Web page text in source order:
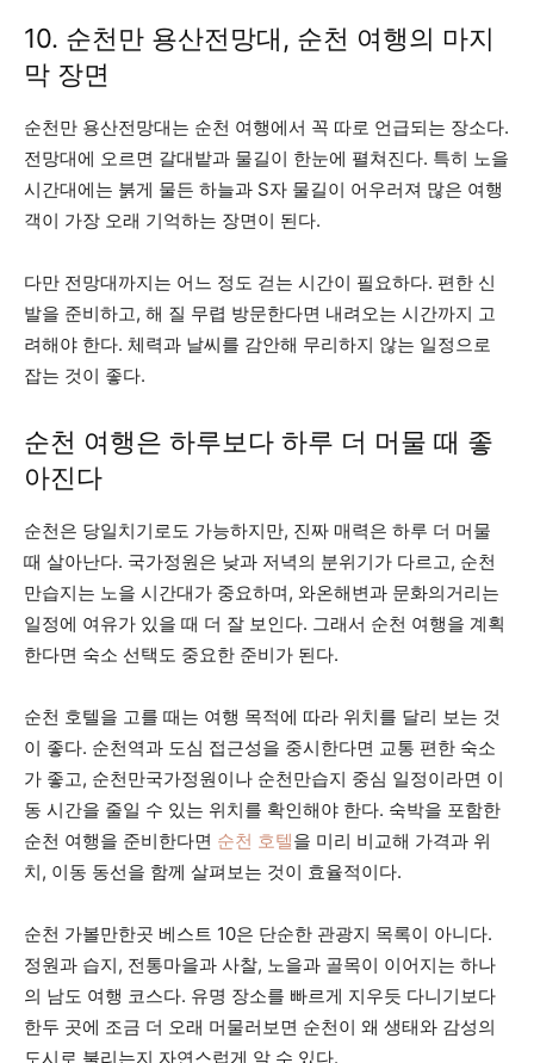
10. 순천만 용산전망대, 순천 여행의 마지
막 장면
순천만 용산전망대는 순천 여행에서 꼭 따로 언급되는 장소다.
전망대에 오르면 갈대밭과 물길이 한눈에 펼쳐진다. 특히 노을
시간대에는 붉게 물든 하늘과 S자 물길이 어우러져 많은 여행
객이 가장 오래 기억하는 장면이 된다.
다만 전망대까지는 어느 정도 걷는 시간이 필요하다. 편한 신
발을 준비하고, 해 질 무렵 방문한다면 내려오는 시간까지 고
려해야 한다. 체력과 날씨를 감안해 무리하지 않는 일정으로
잡는 것이 좋다.
순천 여행은 하루보다 하루 더 머물 때 좋
아진다
순천은 당일치기로도 가능하지만, 진짜 매력은 하루 더 머물
때 살아난다. 국가정원은 낮과 저녁의 분위기가 다르고, 순천
만습지는 노을 시간대가 중요하며, 와온해변과 문화의거리는
일정에 여유가 있을 때 더 잘 보인다. 그래서 순천 여행을 계획
한다면 숙소 선택도 중요한 준비가 된다.
순천 호텔을 고를 때는 여행 목적에 따라 위치를 달리 보는 것
이 좋다. 순천역과 도심 접근성을 중시한다면 교통 편한 숙소
가 좋고, 순천만국가정원이나 순천만습지 중심 일정이라면 이
동 시간을 줄일 수 있는 위치를 확인해야 한다. 숙박을 포함한
순천 여행을 준비한다면 순천 호텔을 미리 비교해 가격과 위
치, 이동 동선을 함께 살펴보는 것이 효율적이다.
순천 가볼만한곳 베스트 10은 단순한 관광지 목록이 아니다.
정원과 습지, 전통마을과 사찰, 노을과 골목이 이어지는 하나
의 남도 여행 코스다. 유명 장소를 빠르게 지우듯 다니기보다
한두 곳에 조금 더 오래 머물러보면 순천이 왜 생태와 감성의
도시로 불리는지 자연스럽게 알 수 있다.